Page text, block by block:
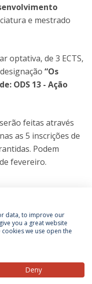
e mestrado
optativa, de 3 ECTS,
“Os
ODS 13 - Ação
feitas através
as 5 inscrições de
Podem
fevereiro.
data, to improve our
you a great website
we use open the
Deny